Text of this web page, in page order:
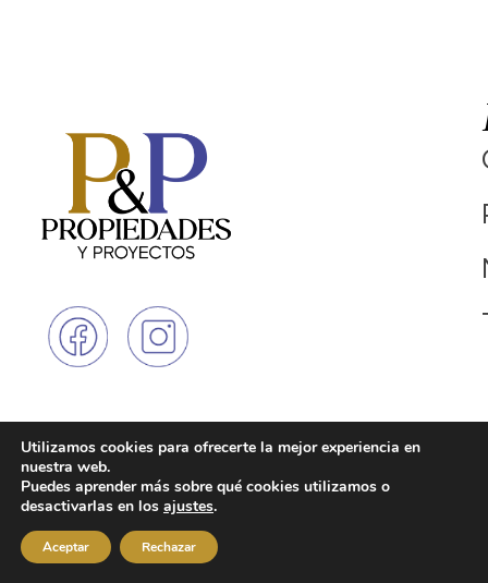
315730703
1
© Copyright 2025 - Propiedades y
reservados
Medellin: 00126 SGM, resolución
181 del 17 de marzo de 2004
Utilizamos cookies para ofrecerte la mejor experiencia en
nuestra web.
Puedes aprender más sobre qué cookies utilizamos o
desactivarlas en los ajustes.
Aceptar Rechazar